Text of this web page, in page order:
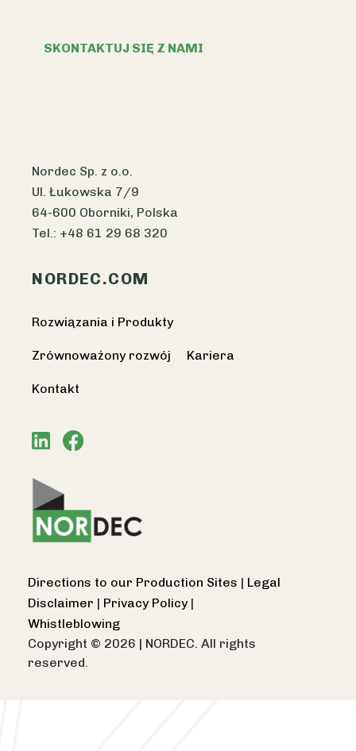
SKONTAKTUJ SIĘ Z NAMI
Nordec Sp. z o.o.
Ul. Łukowska 7/9
64-600 Oborniki, Polska
Tel.: +48 61 29 68 320
NORDEC.COM
Rozwiązania i Produkty
Zrównoważony rozwój Kariera
Kontakt
Directions to our Production Sites | Legal
Disclaimer | Privacy Policy |
Whistleblowing
Copyright © 2026 | NORDEC. All rights
reserved.